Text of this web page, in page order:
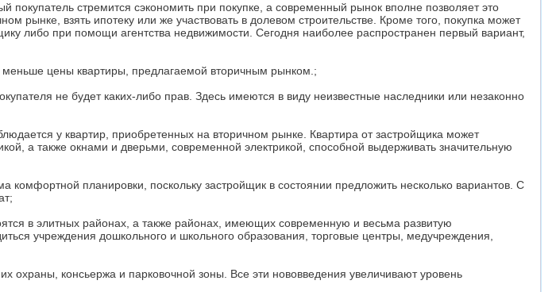
покупатель стремится сэкономить при покупке, а современный рынок вполне позволяет это
рынке, взять ипотеку или же участвовать в долевом строительстве. Кроме того, покупка может
либо при помощи агентства недвижимости. Сегодня наиболее распространен первый вариант,
цены квартиры, предлагаемой вторичным рынком.;
не будет каких-либо прав. Здесь имеются в виду неизвестные наследники или незаконно
у квартир, приобретенных на вторичном рынке. Квартира от застройщика может
а также окнами и дверьми, современной электрикой, способной выдерживать значительную
планировки, поскольку застройщик в состоянии предложить несколько вариантов. С
в элитных районах, а также районах, имеющих современную и весьма развитую
учреждения дошкольного и школьного образования, торговые центры, медучреждения,
консьержа и парковочной зоны. Все эти нововведения увеличивают уровень